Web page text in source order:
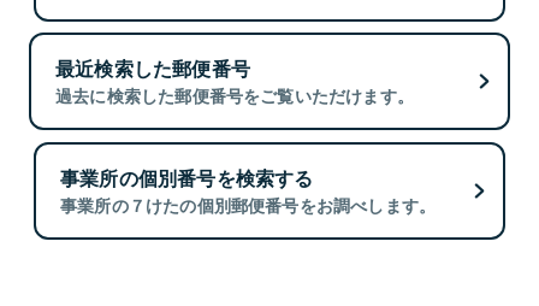
最近検索した郵便番号
過去に検索した郵便番号をご覧いただけます。
事業所の個別番号を検索する
事業所の７けたの個別郵便番号をお調べします。